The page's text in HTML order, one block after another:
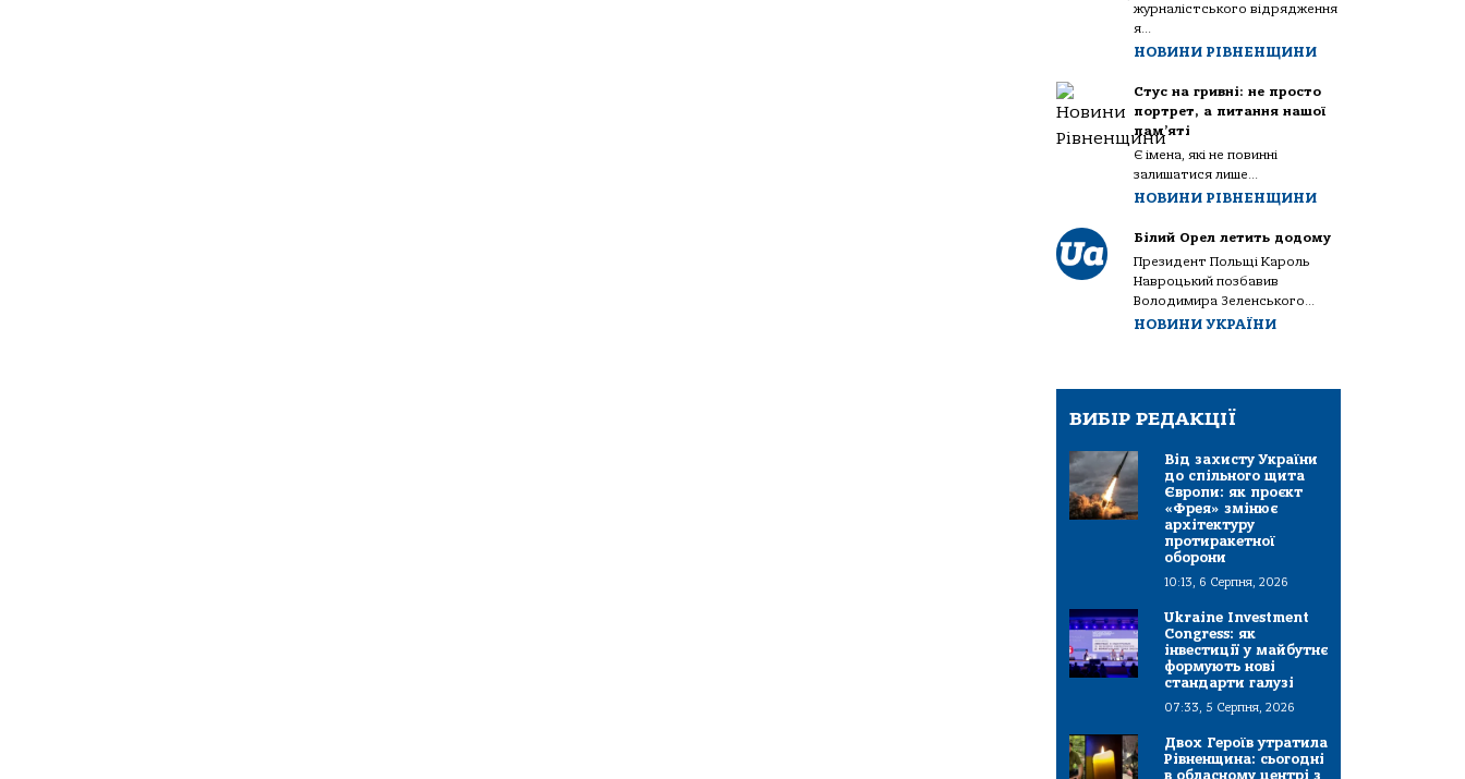
журналістського відрядження
я...
НОВИНИ РІВНЕНЩИНИ
Стус на гривні: не просто
портрет, а питання нашої
пам’яті
Є імена, які не повинні
залишатися лише...
НОВИНИ РІВНЕНЩИНИ
Білий Орел летить додому
Президент Польщі Кароль
Навроцький позбавив
Володимира Зеленського...
НОВИНИ УКРАЇНИ
ВИБІР РЕДАКЦІЇ
Від захисту України
до спільного щита
Європи: як проєкт
«Фрея» змінює
архітектуру
протиракетної
оборони
10:13, 6 Серпня, 2026
Ukraine Investment
Congress: як
інвестиції у майбутнє
формують нові
стандарти галузі
07:33, 5 Серпня, 2026
Двох Героїв утратила
Рівненщина: сьогодні
в обласному центрі з